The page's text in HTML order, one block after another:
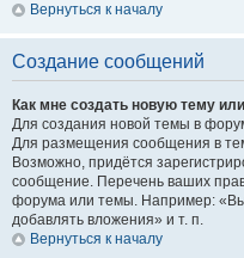
Вернуться к началу
Создание сообщений
Как мне создать новую тему
Для создания новой темы в
Для размещения сообщения в
Возможно, придётся
сообщение. Перечень ваших
форума или темы. Например:
добавлять вложения» и т. п.
Вернуться к началу